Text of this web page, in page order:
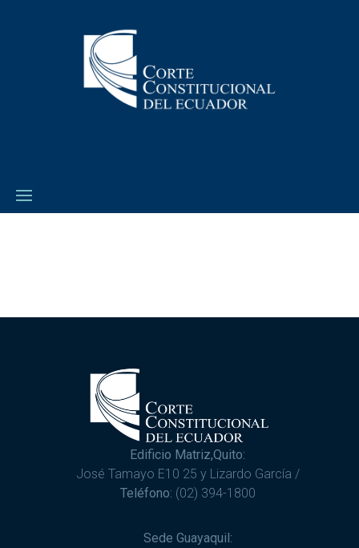
Edificio Matriz,Quito:
José Tamayo E10 25 y Lizardo García /
Teléfono: (02) 394-1800
Sede Guayaquil: